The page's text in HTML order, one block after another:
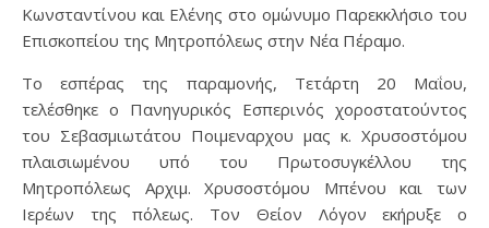
Κωνσταντίνου και Ελένης στο ομώνυμο Παρεκκλήσιο του
Επισκοπείου της Μητροπόλεως στην Νέα Πέραμο.
Το εσπέρας της παραμονής, Τετάρτη 20 Μαΐου,
τελέσθηκε ο Πανηγυρικός Εσπερινός χοροστατούντος
του Σεβασμιωτάτου Ποιμεναρχου μας κ. Χρυσοστόμου
πλαισιωμένου υπό του Πρωτοσυγκέλλου της
Μητροπόλεως Αρχιμ. Χρυσοστόμου Μπένου και των
Ιερέων της πόλεως. Τον Θείον Λόγον εκήρυξε ο